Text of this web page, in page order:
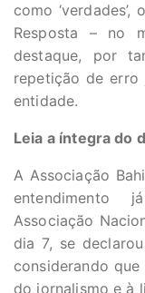
como
Resposta – no
destaque, por
repetição de erro
entidade.
Leia a íntegra do
A Associação
entendimento
Associação
dia 7, se
considerando
do jornalismo e à